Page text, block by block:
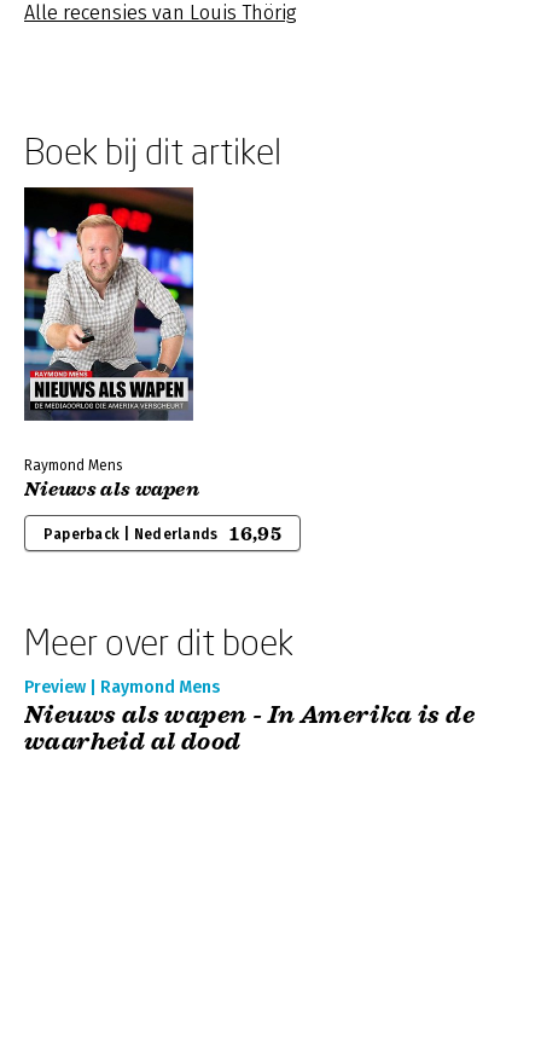
Alle recensies van Louis Thörig
Boek bij dit artikel
Raymond Mens
Nieuws als wapen
Paperback | Nederlands 16,95
Meer over dit boek
Preview | Raymond Mens
Nieuws als wapen - In Amerika is de
waarheid al dood